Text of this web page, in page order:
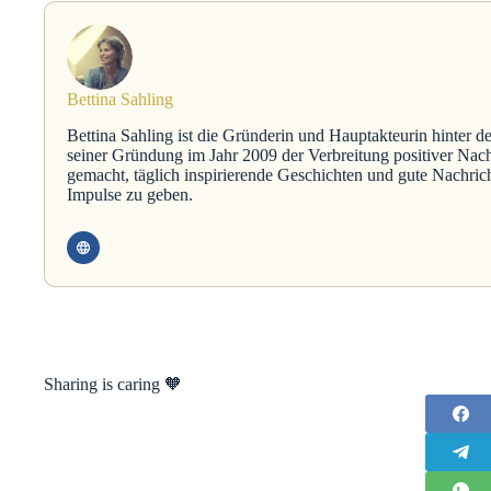
Sharing is caring 🧡
Bettina Sahling
Bettina Sahling ist die Gründerin und Hauptakteurin hinter
seiner Gründung im Jahr 2009 der Verbreitung positiver
gemacht, täglich inspirierende Geschichten und gute
Impulse zu geben.